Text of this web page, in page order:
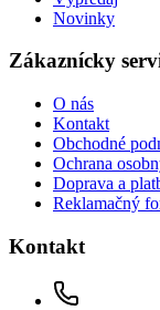
Novinky
Zákaznícky
O nás
Kontakt
Obchodné
Ochrana
Doprava a
Reklamačný
Kontakt